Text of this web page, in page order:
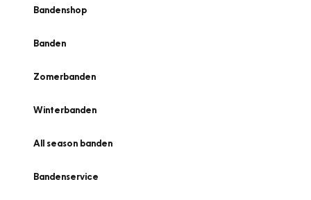
Bandenshop
Banden
Zomerbanden
Winterbanden
All season banden
Bandenservice